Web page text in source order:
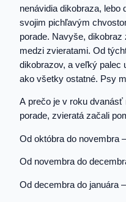
nenávidia dikobraza, lebo
svojim pichľavým
porade. Navyše,
medzi zvieratami. Od
dikobrazov, a veľký palec
ako všetky ostatné. Psy
A prečo je v roku
porade, zvieratá začali
Od októbra do novembra
Od novembra do
Od decembra do januára